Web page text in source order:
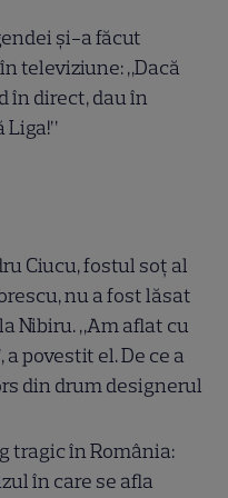
și-a făcut
televiziune: „Dacă
în direct, dau în
Liga!”
Ciucu, fostul soț al
nu a fost lăsat
Nibiru. „Am aflat cu
a povestit el. De ce a
din drum designerul
tragic în România:
în care se afla